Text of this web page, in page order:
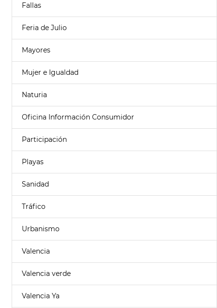
Fallas
Feria de Julio
Mayores
Mujer e Igualdad
Naturia
Oficina Información Consumidor
Participación
Playas
Sanidad
Tráfico
Urbanismo
Valencia
Valencia verde
Valencia Ya